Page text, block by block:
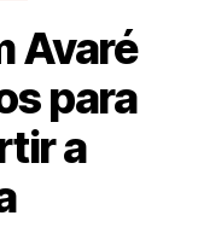
Avaré
para
a